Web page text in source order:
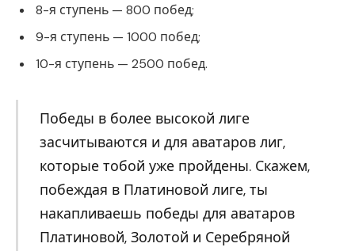
8-я ступень — 800 побед;
9-я ступень — 1000 побед;
10-я ступень — 2500 побед.
Победы в более высокой лиге
засчитываются и для аватаров лиг,
которые тобой уже пройдены. Скажем,
побеждая в Платиновой лиге, ты
накапливаешь победы для аватаров
Платиновой, Золотой и Серебряной